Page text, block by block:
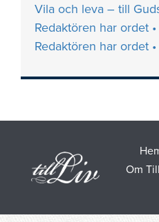
Vila och leva – till
Redaktören har ordet
Redaktören har ordet
Om